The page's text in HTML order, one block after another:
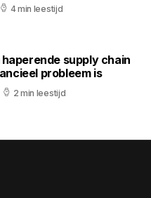
4 min leestijd
supply chain
probleem is
2 min leestijd